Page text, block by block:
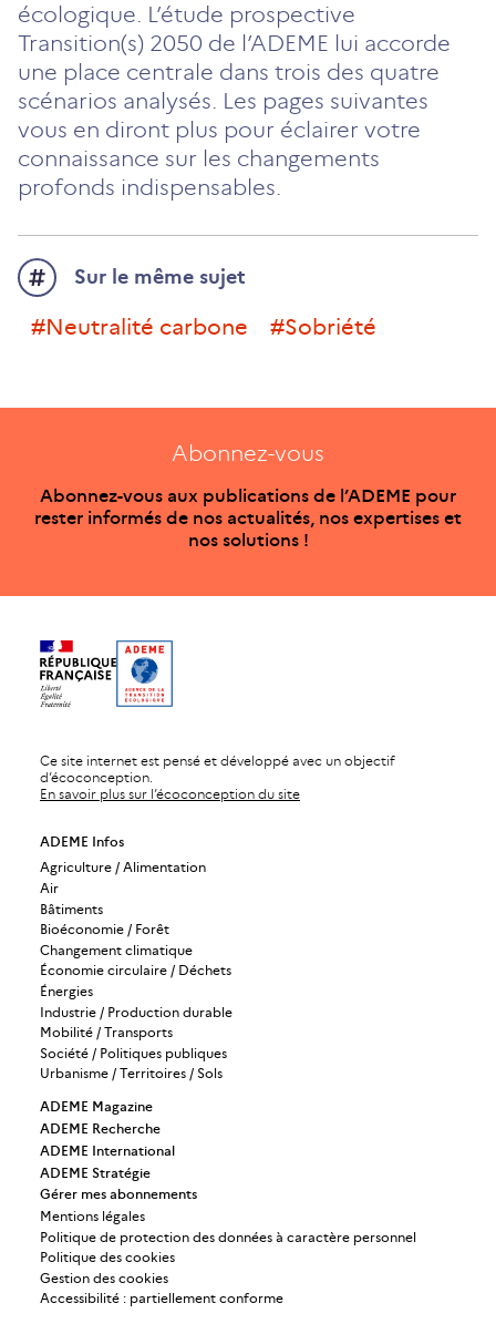
écologique. L’étude prospective
Transition(s) 2050 de l’ADEME lui accorde
une place centrale dans trois des quatre
scénarios analysés. Les pages suivantes
vous en diront plus pour éclairer votre
connaissance sur les changements
profonds indispensables.
Sur le même sujet
#neutralité carbone #sobriété
Abonnez-vous
Abonnez-vous aux publications de l’ADEME pour
rester informés de nos actualités, nos expertises et
nos solutions !
Ce site internet est pensé et développé avec un objectif
d’écoconception.
En savoir plus sur l’écoconception du site
ADEME Infos
Agriculture / Alimentation
Air
Bâtiments
Bioéconomie / Forêt
Changement climatique
Économie circulaire / Déchets
Énergies
Industrie / Production durable
Mobilité / Transports
Société / Politiques publiques
Urbanisme / Territoires / Sols
ADEME Magazine
ADEME Recherche
ADEME International
ADEME Stratégie
Gérer mes abonnements
Mentions légales
Politique de protection des données à caractère personnel
Politique des cookies
Gestion des cookies
Accessibilité : partiellement conforme